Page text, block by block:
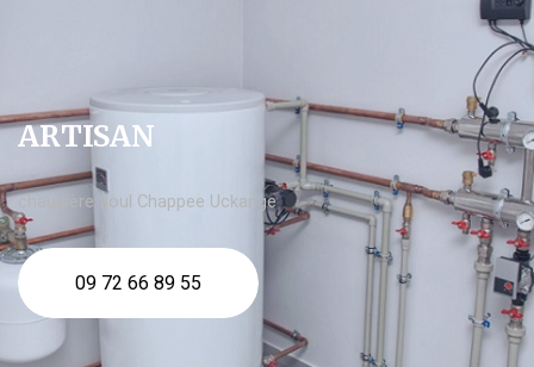
ARTISAN
chaudière fioul Chappee Uckange
09 72 66 89 55